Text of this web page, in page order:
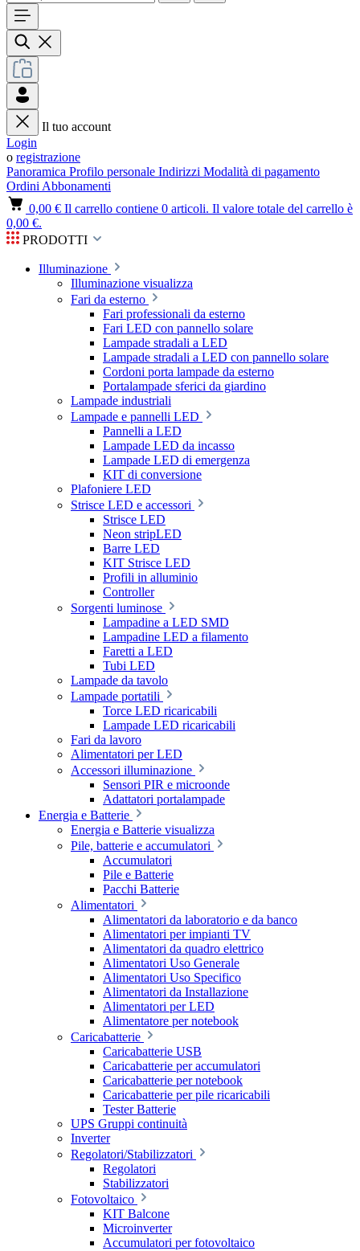
Il tuo account
Login
o registrazione
Panoramica Profilo personale Indirizzi Modalità di pagamento
Ordini Abbonamenti
0,00 € Il carrello contiene 0 articoli. Il valore totale del carrello è
0,00 €.
PRODOTTI
Illuminazione
Illuminazione visualizza
Fari da esterno
Fari professionali da esterno
Fari LED con pannello solare
Lampade stradali a LED
Lampade stradali a LED con pannello solare
Cordoni porta lampade da esterno
Portalampade sferici da giardino
Lampade industriali
Lampade e pannelli LED
Pannelli a LED
Lampade LED da incasso
Lampade LED di emergenza
KIT di conversione
Plafoniere LED
Strisce LED e accessori
Strisce LED
Neon stripLED
Barre LED
KIT Strisce LED
Profili in alluminio
Controller
Sorgenti luminose
Lampadine a LED SMD
Lampadine LED a filamento
Faretti a LED
Tubi LED
Lampade da tavolo
Lampade portatili
Torce LED ricaricabili
Lampade LED ricaricabili
Fari da lavoro
Alimentatori per LED
Accessori illuminazione
Sensori PIR e microonde
Adattatori portalampade
Energia e Batterie
Energia e Batterie visualizza
Pile, batterie e accumulatori
Accumulatori
Pile e Batterie
Pacchi Batterie
Alimentatori
Alimentatori da laboratorio e da banco
Alimentatori per impianti TV
Alimentatori da quadro elettrico
Alimentatori Uso Generale
Alimentatori Uso Specifico
Alimentatori da Installazione
Alimentatori per LED
Alimentatore per notebook
Caricabatterie
Caricabatterie USB
Caricabatterie per accumulatori
Caricabatterie per notebook
Caricabatterie per pile ricaricabili
Tester Batterie
UPS Gruppi continuità
Inverter
Regolatori/Stabilizzatori
Regolatori
Stabilizzatori
Fotovoltaico
KIT Balcone
Microinverter
Accumulatori per fotovoltaico